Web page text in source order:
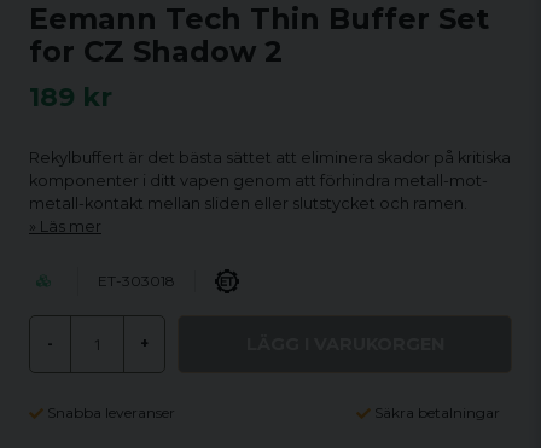
Eemann Tech Thin Buffer Set
for CZ Shadow 2
189 kr
Rekylbuffert är det bästa sättet att eliminera skador på kritiska
komponenter i ditt vapen genom att förhindra metall-mot-
metall-kontakt mellan sliden eller slutstycket och ramen.
Läs mer
ET-303018
- +
Snabba leveranser Säkra betalningar